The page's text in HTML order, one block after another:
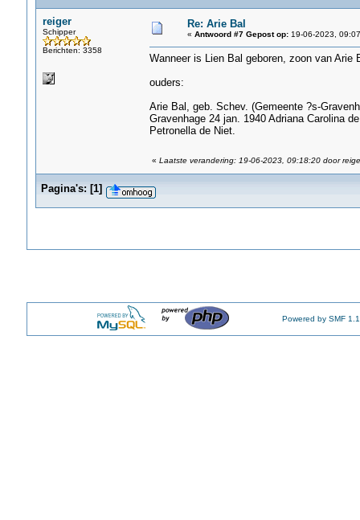
reiger
Schipper
Berichten: 3358
Re: Arie Bal
« Antwoord #7 Gepost op:19-06-2023,
Wanneer is Lien Bal geboren, zoon van
ouders:
Arie Bal, geb. Schev. (Gemeente ?s-
Gravenhage 24 jan. 1940 Adriana Carolina
Petronella de Niet.
« Laatste verandering: 19-06-2023, 09:18:20 door
Pagina's: [1]
Powered by SMF